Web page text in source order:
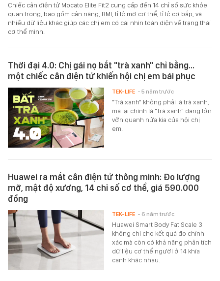
Chiếc cân điện tử Mocato Elite Fit2 cung cấp đến 14 chỉ số sức khỏe
quan trọng, bao gồm cân nặng, BMI, tỉ lệ mỡ cơ thể, tỉ lệ cơ bắp, và
nhiều dữ liệu khác giúp các chị em có cái nhìn toàn diện về trạng thái
cơ thể mình.
Thời đại 4.0: Chị gái nọ bắt "trà xanh" chỉ bằng...
một chiếc cân điện tử khiến hội chị em bái phục
"Trà xanh" không phải là trà xanh,
mà lại chính là "trà xanh" đang lởn
vởn quanh nửa kia của hội chị
em.
TEK-LIFE - 5 năm trước
Huawei ra mắt cân điện tử thông minh: Đo lượng
mỡ, mật độ xương, 14 chỉ số cơ thể, giá 590.000
đồng
Huawei Smart Body Fat Scale 3
không chỉ cho kết quả đo chính
xác mà còn có khả năng phân tích
dữ liệu cơ thể người ở 14 khía
cạnh khác nhau.
TEK-LIFE - 6 năm trước